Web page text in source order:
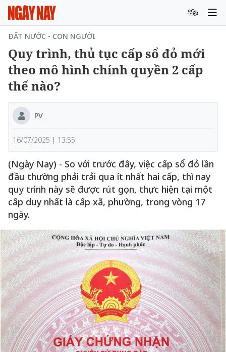
ĐẤT NƯỚC - CON NGƯỜI
Quy trình, thủ tục cấp sổ đỏ mới
theo mô hình chính quyền 2 cấp
thế nào?
PV
16/07/2025 | 13:55
(Ngày Nay) - So với trước đây, việc cấp sổ đỏ lần
đầu thường phải trải qua ít nhất hai cấp, thì nay
quy trình này sẽ được rút gọn, thực hiện tại một
cấp duy nhất là cấp xã, phường, trong vòng 17
ngày.